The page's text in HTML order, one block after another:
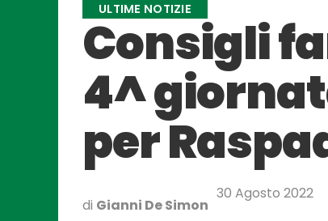
ULTIME NOTIZIE
Consigli
4^
per
di Gianni De Simon
30 Agosto 2022